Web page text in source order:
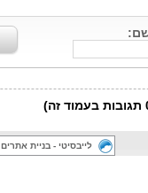
לייבסיטי - בניית אתרים